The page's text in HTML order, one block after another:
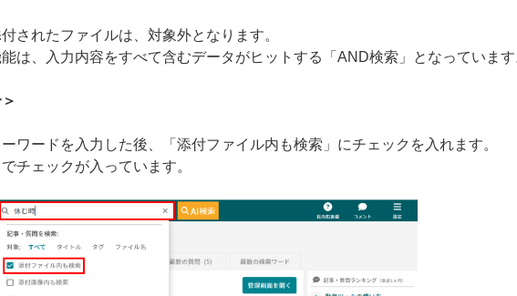
されたファイルは、対象外となります。
は、入力内容をすべて含むデータがヒットする「AND検索」となっていま
ワードを入力した後、「添付ファイル内も検索」にチェックを入れます。
チェックが入っています。